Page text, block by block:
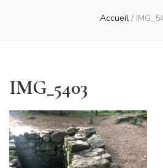
Accueil /
IMG_5403